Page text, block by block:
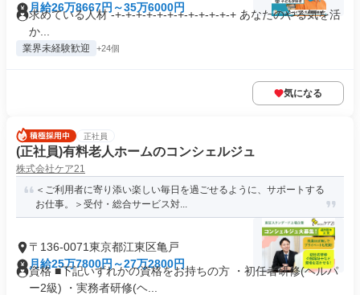
月給26万8667円～35万6000円
求めている人材 -+-+-+-+-+-+-+-+-+-+-+-+ あなたのやる気を活
か...
業界未経験歓迎 +24個
気になる
正社員
(正社員)有料老人ホームのコンシェルジュ
株式会社ケア21
＜ご利用者に寄り添い楽しい毎日を過ごせるように、サポートする
お仕事。＞受付・総合サービス対...
〒136-0071東京都江東区亀戸
月給25万7800円～27万2800円
資格 ■下記いずれかの資格をお持ちの方 ・初任者研修(ヘルパ
ー2級) ・実務者研修(ヘ...